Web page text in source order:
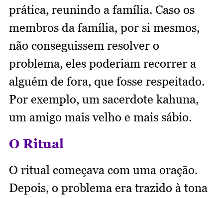
prática, reunindo a família. Caso os
membros da família, por si mesmos,
não conseguissem resolver o
problema, eles poderiam recorrer a
alguém de fora, que fosse respeitado.
Por exemplo, um sacerdote kahuna,
um amigo mais velho e mais sábio.
O Ritual
O ritual começava com uma oração.
Depois, o problema era trazido à tona